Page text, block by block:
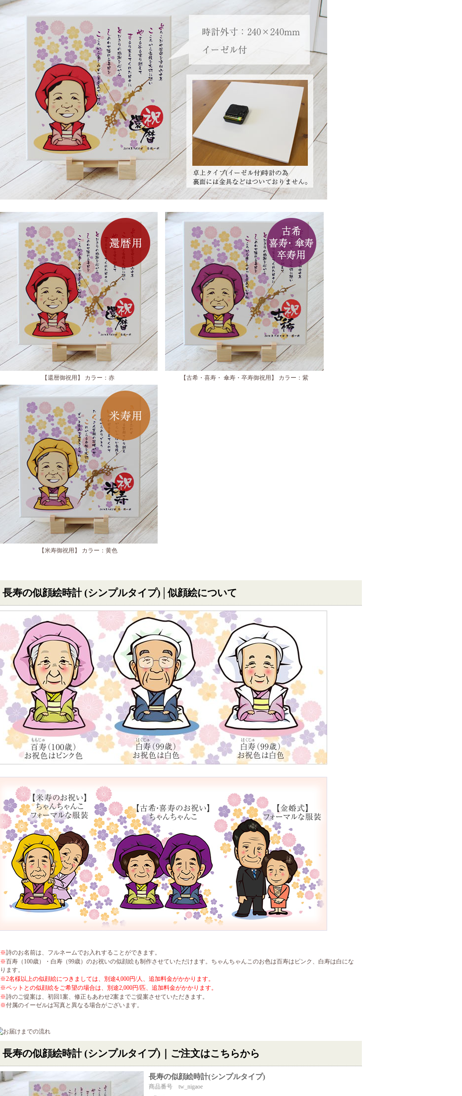
【還暦御祝用】 カラー：赤 【古希・喜寿・ 傘寿・卒寿御祝用】 カラー：紫
【米寿御祝用】 カラー：黄色
長寿の似顔絵時計 (シンプルタイプ)│似顔絵について
※詩のお名前は、フルネームでお入れすることができます。
※百寿（100歳）・白寿（99歳）のお祝いの似顔絵も制作させていただけます。ちゃんちゃんこのお色は百寿はピンク、白寿は白にな
ります。
※2名様以上の似顔絵につきましては、別途4,000円/人、追加料金がかかります。
※ペットとの似顔絵をご希望の場合は、別途2,000円/匹、追加料金がかかります。
※詩のご提案は、初回1案、修正もあわせ2案までご提案させていただきます。
※付属のイーゼルは写真と異なる場合がございます。
長寿の似顔絵時計 (シンプルタイプ)｜ご注文はこちらから
長寿の似顔絵時計(シンプルタイプ)
商品番号 tw_nigaoe